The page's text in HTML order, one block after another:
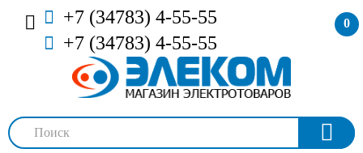
+7 (34783) 4-55-55
+7 (34783) 4-55-55
0